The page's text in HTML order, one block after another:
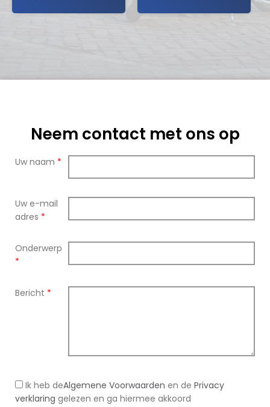
Neem contact met ons op
Uw naam *
Uw e-mail
adres *
Onderwerp
*
Bericht *
Ik heb deAlgemene Voorwaarden en de Privacy
verklaring gelezen en ga hiermee akkoord